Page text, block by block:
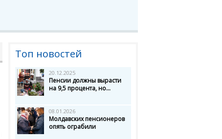
Топ новостей
20.12.2025
Пенсии должны вырасти
на 9,5 процента, но...
08.01.2026
Молдавских пенсионеров
опять ограбили